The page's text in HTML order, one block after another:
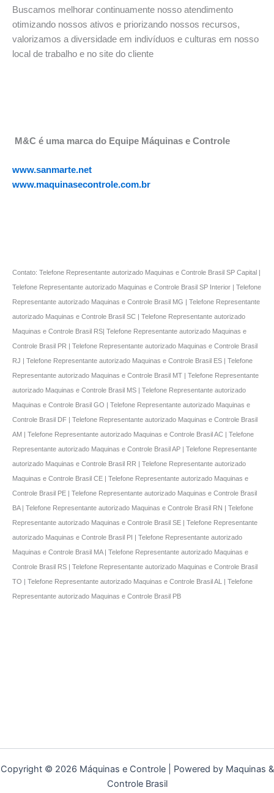
Buscamos melhorar continuamente nosso atendimento
otimizando nossos ativos e priorizando nossos recursos,
valorizamos a diversidade em indivíduos e culturas em nosso
local de trabalho e no site do cliente
M&C é uma marca do Equipe Máquinas e Controle
www.sanmarte.net
www.maquinasecontrole.com.br
Contato: Telefone Representante autorizado Maquinas e Controle Brasil SP Capital |
Telefone Representante autorizado Maquinas e Controle Brasil SP Interior | Telefone
Representante autorizado Maquinas e Controle Brasil MG | Telefone Representante
autorizado Maquinas e Controle Brasil SC | Telefone Representante autorizado
Maquinas e Controle Brasil RS| Telefone Representante autorizado Maquinas e
Controle Brasil PR | Telefone Representante autorizado Maquinas e Controle Brasil
RJ | Telefone Representante autorizado Maquinas e Controle Brasil ES | Telefone
Representante autorizado Maquinas e Controle Brasil MT | Telefone Representante
autorizado Maquinas e Controle Brasil MS | Telefone Representante autorizado
Maquinas e Controle Brasil GO | Telefone Representante autorizado Maquinas e
Controle Brasil DF | Telefone Representante autorizado Maquinas e Controle Brasil
AM | Telefone Representante autorizado Maquinas e Controle Brasil AC | Telefone
Representante autorizado Maquinas e Controle Brasil AP | Telefone Representante
autorizado Maquinas e Controle Brasil RR | Telefone Representante autorizado
Maquinas e Controle Brasil CE | Telefone Representante autorizado Maquinas e
Controle Brasil PE | Telefone Representante autorizado Maquinas e Controle Brasil
BA | Telefone Representante autorizado Maquinas e Controle Brasil RN | Telefone
Representante autorizado Maquinas e Controle Brasil SE | Telefone Representante
autorizado Maquinas e Controle Brasil PI | Telefone Representante autorizado
Maquinas e Controle Brasil MA | Telefone Representante autorizado Maquinas e
Controle Brasil RS | Telefone Representante autorizado Maquinas e Controle Brasil
TO | Telefone Representante autorizado Maquinas e Controle Brasil AL | Telefone
Representante autorizado Maquinas e Controle Brasil PB
Copyright © 2026 Máquinas e Controle | Powered by Maquinas &
Controle Brasil